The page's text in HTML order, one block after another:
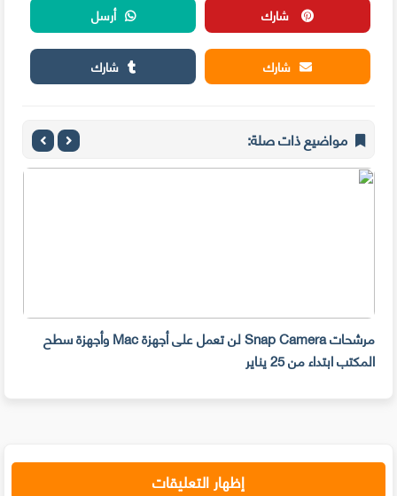
شارك
أرسل
شارك
شارك
مواضيع ذات صلة:
مرشحات Snap Camera لن تعمل على أجهزة Mac وأجهزة سطح
المكتب ابتداء من 25 يناير
إظهار التعليقات